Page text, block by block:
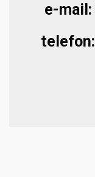
e-mail:
telefon: